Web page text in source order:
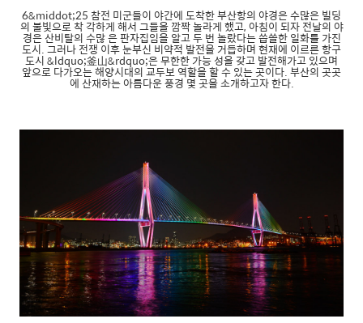
6&middot;25 참전 미군들이 야간에 도착한 부산항의 야경은 수많은 빌딩
의 불빛으로 착 각하게 해서 그들을 깜짝 놀라게 했고, 아침이 되자 전날의 야
경은 산비탈의 수많 은 판자집임을 알고 두 번 놀랐다는 씁쓸한 일화를 가진
도시. 그러나 전쟁 이후 눈부신 비약적 발전을 거듭하며 현재에 이르른 항구
도시 &ldquo;釜山&rdquo;은 무한한 가능 성을 갖고 발전해가고 있으며
앞으로 다가오는 해양시대의 교두보 역할을 할 수 있는 곳이다. 부산의 곳곳
에 산재하는 아름다운 풍경 몇 곳을 소개하고자 한다.